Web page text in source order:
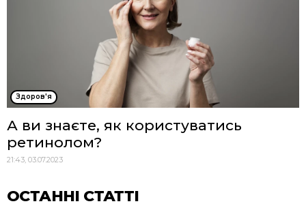
Здоров'я
А ви знаєте, як користуватись
ретинолом?
21:43, 03.07.2023
ОСТАННІ СТАТТІ